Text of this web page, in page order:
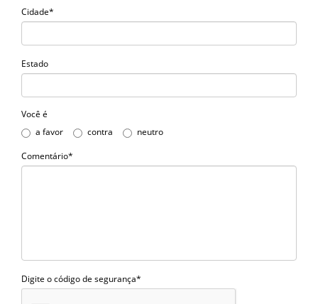
Cidade*
Estado
Você é
a favor
contra neutro
Comentário*
Digite o código de segurança*